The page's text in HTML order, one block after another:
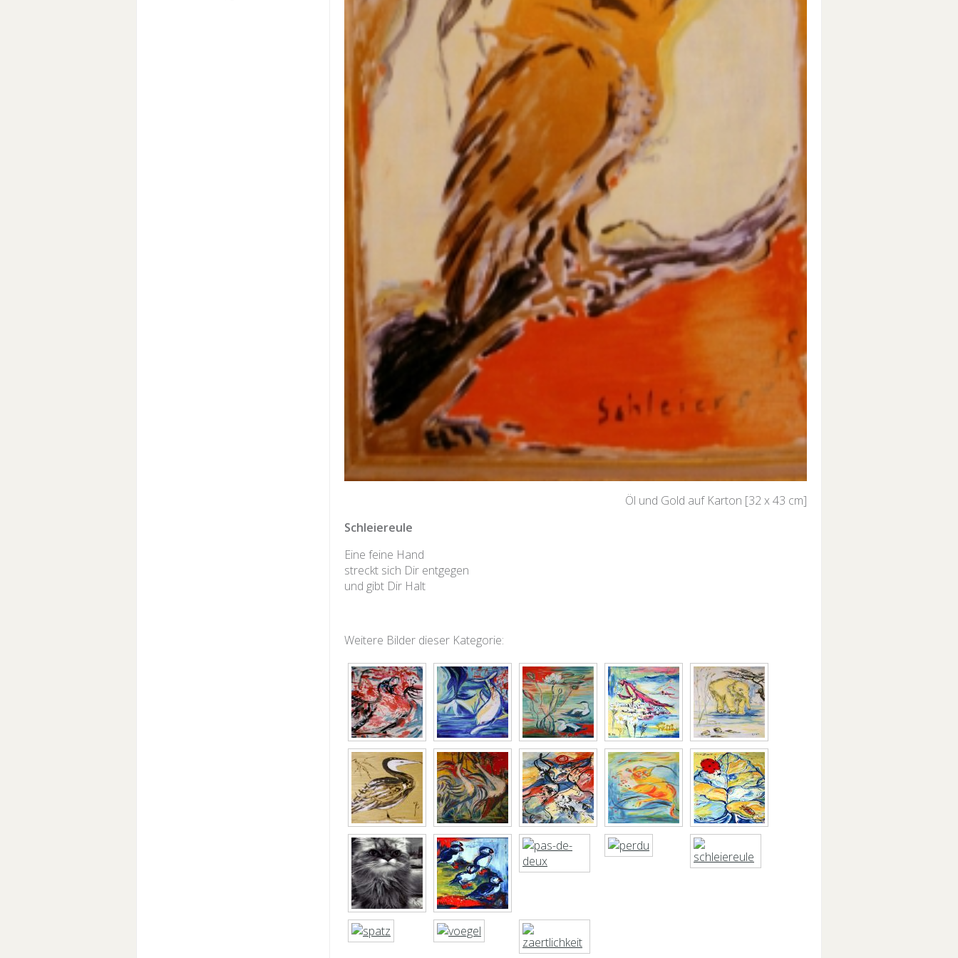
Öl und Gold auf Karton [32 x 43 cm]
Schleiereule
Eine feine Hand
streckt sich Dir entgegen
und gibt Dir Halt
Weitere Bilder dieser Kategorie: